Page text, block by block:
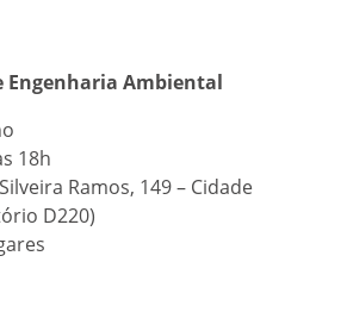
Engenharia Ambiental
18h
Ramos, 149 – Cidade
D220)